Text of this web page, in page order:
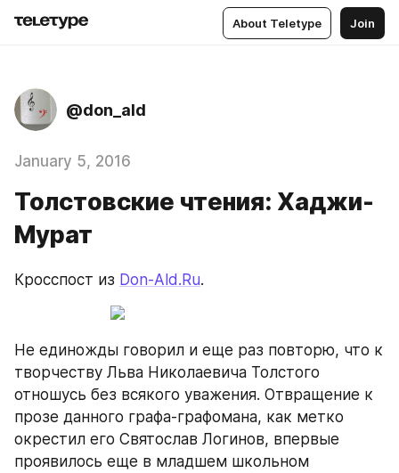
About Teletype Join
@don_ald
January 5, 2016
Толстовские чтения: Хаджи-
Мурат
Кросспост из Don-Ald.Ru.
Не единожды говорил и еще раз повторю, что к
творчеству Льва Николаевича Толстого
отношусь без всякого уважения. Отвращение к
прозе данного графа-графомана, как метко
окрестил его Святослав Логинов, впервые
проявилось еще в младшем школьном